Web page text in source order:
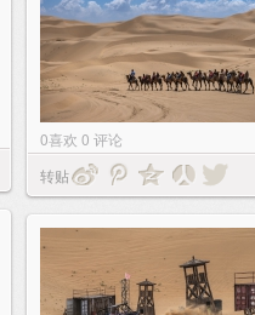
0喜欢 0 评论
转贴